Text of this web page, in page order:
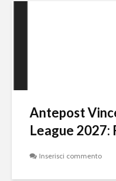
Antepost
League 2027:
Inserisci commento